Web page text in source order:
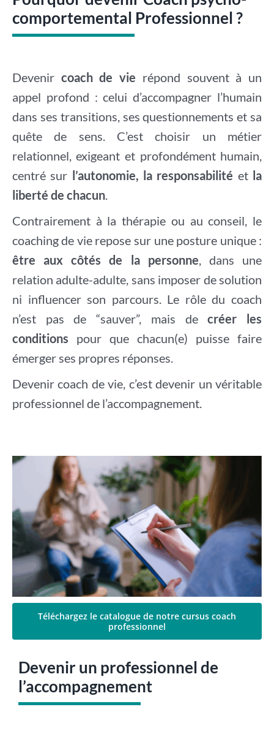
comportemental Professionnel ?
Devenir coach de vie répond souvent à un
appel profond : celui d’accompagner l’humain
dans ses transitions, ses questionnements et sa
quête de sens. C’est choisir un métier
relationnel, exigeant et profondément humain,
centré sur l’autonomie, la responsabilité et la
liberté de chacun.
Contrairement à la thérapie ou au conseil, le
coaching de vie repose sur une posture unique :
être aux côtés de la personne, dans une
relation adulte-adulte, sans imposer de solution
ni influencer son parcours. Le rôle du coach
n’est pas de “sauver”, mais decréer les
conditions pour que chacun(e) puisse faire
émerger ses propres réponses.
Devenir coach de vie, c’est devenir un véritable
professionnel de l’accompagnement.
Téléchargez le catalogue de notre cursus coach
professionnel
Devenir un professionnel de
l’accompagnement